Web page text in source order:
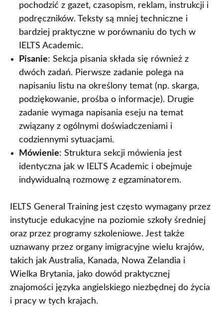
pochodzić z gazet, czasopism, reklam, instrukcji i
podręczników. Teksty są mniej techniczne i
bardziej praktyczne w porównaniu do tych w
IELTS Academic.
Pisanie: Sekcja pisania składa się również z
dwóch zadań. Pierwsze zadanie polega na
napisaniu listu na określony temat (np. skarga,
podziękowanie, prośba o informacje). Drugie
zadanie wymaga napisania eseju na temat
związany z ogólnymi doświadczeniami i
codziennymi sytuacjami.
Mówienie: Struktura sekcji mówienia jest
identyczna jak w IELTS Academic i obejmuje
indywidualną rozmowę z egzaminatorem.
IELTS General Training jest często wymagany przez
instytucje edukacyjne na poziomie szkoły średniej
oraz przez programy szkoleniowe. Jest także
uznawany przez organy imigracyjne wielu krajów,
takich jak Australia, Kanada, Nowa Zelandia i
Wielka Brytania, jako dowód praktycznej
znajomości języka angielskiego niezbędnej do życia
i pracy w tych krajach.